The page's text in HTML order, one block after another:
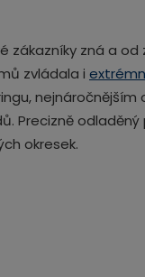
zákazníky zná a
zvládala i
Precizně
okresek.